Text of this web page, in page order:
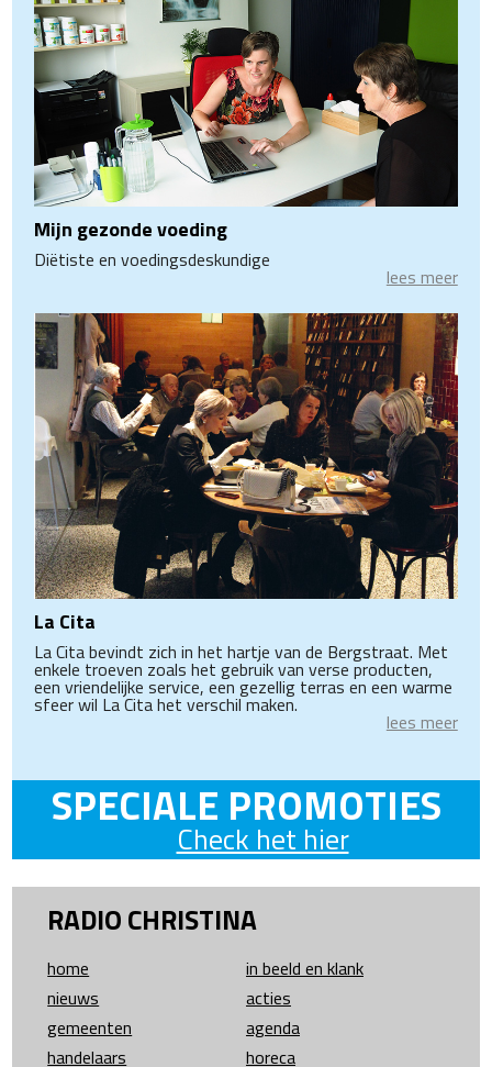
Mijn gezonde voeding
Diëtiste en voedingsdeskundige
lees meer
La Cita
La Cita bevindt zich in het hartje van de Bergstraat. Met
enkele troeven zoals het gebruik van verse producten,
een vriendelijke service, een gezellig terras en een warme
sfeer wil La Cita het verschil maken.
lees meer
SPECIALE PROMOTIES
Check het hier
RADIO CHRISTINA
home
in beeld en klank
nieuws
acties
gemeenten
agenda
handelaars
horeca